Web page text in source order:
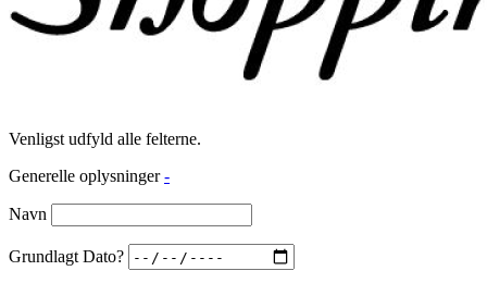
Venligst udfyld alle felterne.
Generelle oplysninger -
Navn
Grundlagt Dato?